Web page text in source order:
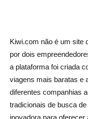
Kiwi.com não é um site
por dois
a plataforma foi criada
viagens mais baratas e
diferentes companhias
tradicionais de busca
inovadora para